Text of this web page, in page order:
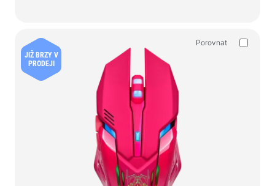
Stabilizátory napětí
Nabíjení, napájení
Nabíjecí zařízení v autech
Nabíjecí zařízení siťové
Kabely a adaptéry
JIŽ BRZY V
PRODEJI
Porovnat